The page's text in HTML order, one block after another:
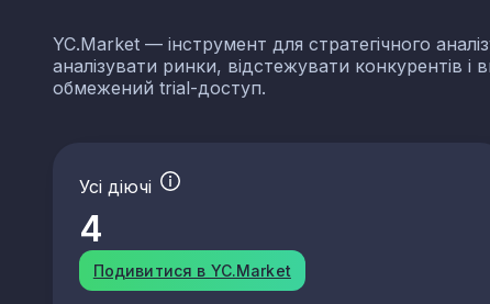
YC.Market — інструмент для стратегічного
аналізувати ринки, відстежувати конкурентів
обмежений trial-доступ.
Усі діючі
4
Подивитися в YC.Market